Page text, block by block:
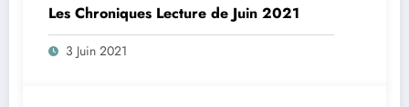
Les Chroniques Lecture de Juin 2021
3 Juin 2021